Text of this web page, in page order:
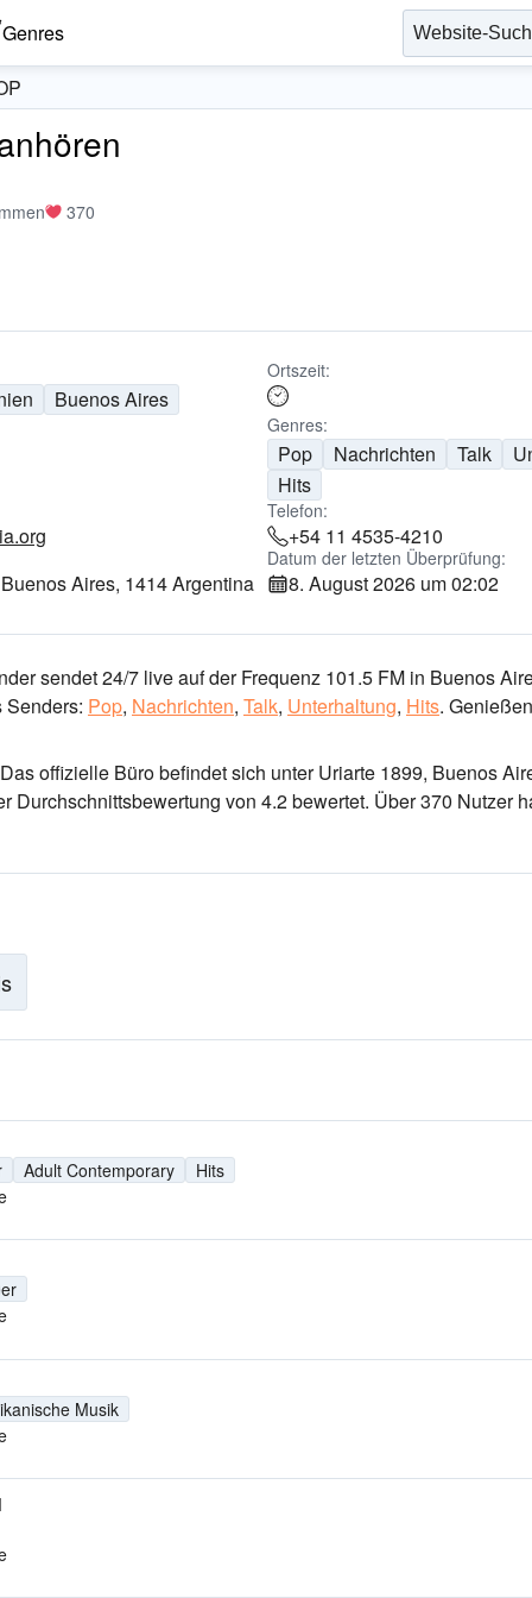
Genres
370
Buenos Aires
Ortszeit:
Genres:
Pop Nachrichten Talk
Hits
Telefon:
+54 11 4535-4210
Aires, 1414 Argentina
Datum der letzten Überprüfung:
8. August 2026 um 02:02
sendet 24/7 liveauf der Frequenz 101.5 FM in Buenos
Senders: Pop, Nachrichten, Talk, Unterhaltung, Hits.
offizielle Büro befindet sich unter Uriarte 1899, Buenos
Durchschnittsbewertung von 4.2 bewertet. Über 370 Nutzer
Adult Contemporary
Hits
Musik